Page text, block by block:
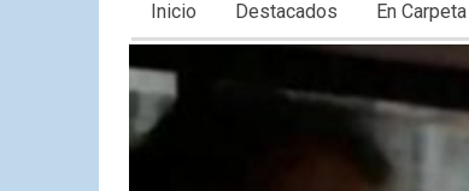
Inicio Destacados En Carpeta